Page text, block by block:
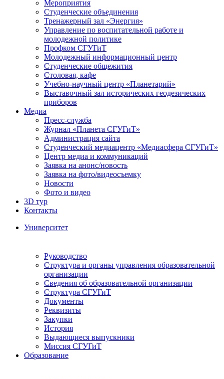
Мероприятия
Студенческие объединения
Тренажерный зал «Энергия»
Управление по воспитательной работе и
молодежной политике
Профком СГУГиТ
Молодежный информационный центр
Студенческие общежития
Столовая, кафе
Учебно-научный центр «Планетарий»
Выставочный зал исторических геодезических
приборов
Медиа
Пресс-служба
Журнал «Планета СГУГиТ»
Администрация сайта
Студенческий медиацентр «Медиасфера СГУГиТ»
Центр медиа и коммуникаций
Заявка на анонс/новость
Заявка на фото/видеосъемку
Новости
Фото и видео
3D тур
Контакты
Университет
Руководство
Структура и органы управления образовательной
организации
Сведения об образовательной организации
Структура СГУГиТ
Документы
Реквизиты
Закупки
История
Выдающиеся выпускники
Миссия СГУГиТ
Образование